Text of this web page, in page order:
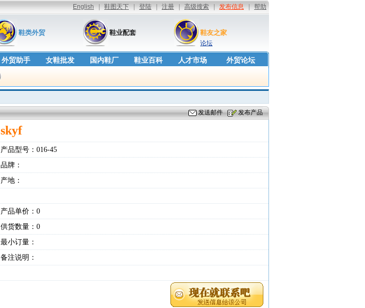
鞋类外贸 鞋业配套 鞋友之家
论坛
外贸助手 女鞋批发 国内鞋厂 鞋业百科 人才市场 外贸论坛
发送邮件 发布产品
skyf
产品型号： 016-45
品牌：
产地：
产品单价： 0
供货数量： 0
最小订量：
备注说明：